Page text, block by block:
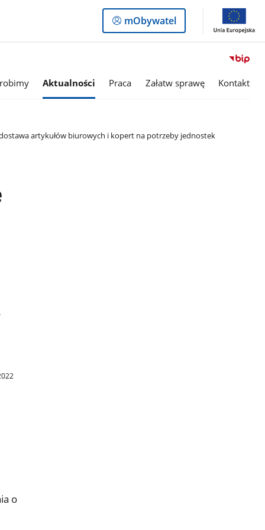
Logowanie
do
mObywatel
Aktualności Praca Załatw sprawę Kontakt
artykułów biurowych i kopert na potrzeby jednostek
o